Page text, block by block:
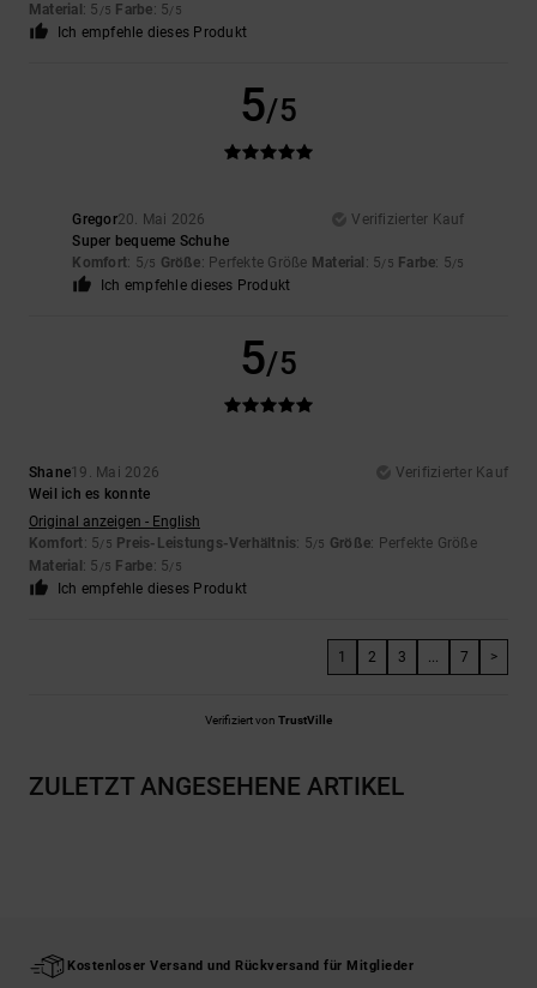
Material : 5 /5 Farbe: 5/5
Ich empfehle dieses Produkt
5/5
Gregor20. Mai 2026
Verifizierter Kauf
Super bequeme Schuhe
Komfort: 5/5 Größe: Perfekte Größe Material : 5/5 Farbe: 5/5
Ich empfehle dieses Produkt
5/5
Shane19. Mai 2026
Verifizierter Kauf
Weil ich es konnte
Original anzeigen - English
Komfort: 5/5 Preis-Leistungs-Verhältnis: 5/5 Größe: Perfekte Größe
Material : 5 /5 Farbe: 5/5
Ich empfehle dieses Produkt
1 2 3 ... 7 >
Verifiziert von TrustVille
ZULETZT ANGESEHENE ARTIKEL
Kostenloser Versand und Rückversand für Mitglieder